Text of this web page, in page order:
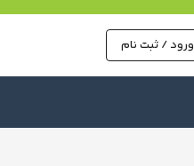
ورود / ثبت نام